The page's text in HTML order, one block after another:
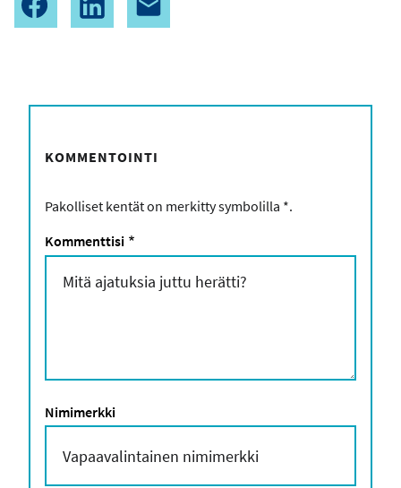
KOMMENTOINTI
Pakolliset kentät on merkitty symbolilla *.
Kommenttisi *
Nimimerkki